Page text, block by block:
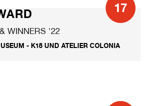
17
WINNERS '22
- K18 UND ATELIER COLONIA